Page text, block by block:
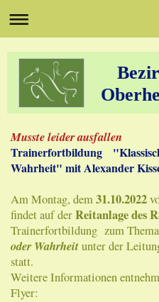
Musste leider ausfallen
Trainerfortbildung
Wahrheit" mit Alexander
Am Montag, dem31.10.2022
findet auf derReitanlage des
Trainerfortbildung zum
oder Wahrheitunter der
statt.
Weitere Informationen
Flyer: